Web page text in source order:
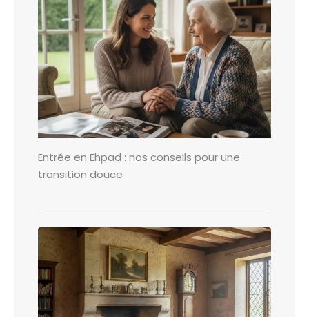
Entrée en Ehpad : nos conseils pour une
transition douce